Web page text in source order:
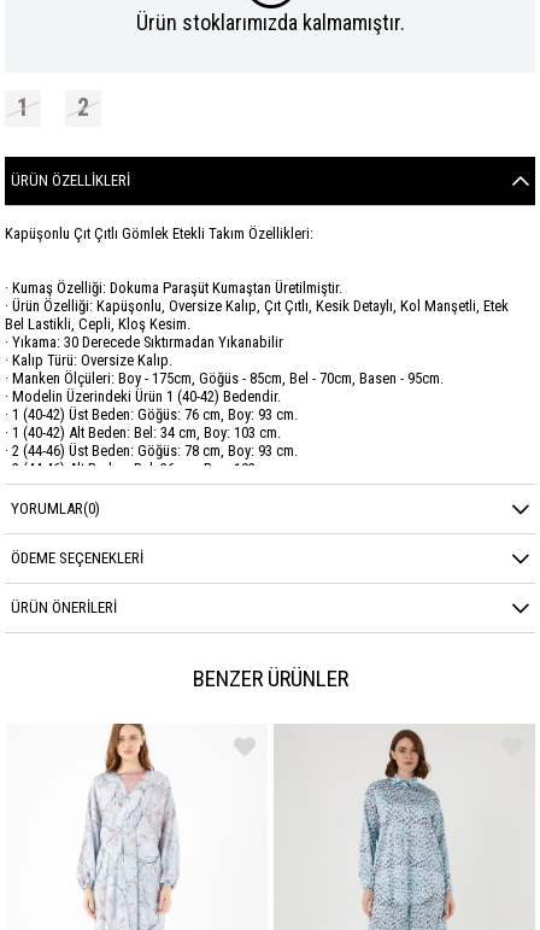
Ürün stoklarımızda kalmamıştır.
1 2
ÜRÜN ÖZELLIKLERI
Kapüşonlu Çıt Çıtlı Gömlek Etekli Takım Özellikleri:
· Kumaş Özelliği: Dokuma Paraşüt Kumaştan Üretilmiştir.
· Ürün Özelliği: Kapüşonlu, Oversize Kalıp, Çıt Çıtlı, Kesik Detaylı, Kol Manşetli, Etek
Bel Lastikli, Cepli, Kloş Kesim.
· Yıkama: 30 Derecede Sıktırmadan Yıkanabilir
· Kalıp Türü: Oversize Kalıp.
· Manken Ölçüleri: Boy - 175cm, Göğüs - 85cm, Bel - 70cm, Basen - 95cm.
· Modelin Üzerindeki Ürün 1 (40-42) Bedendir.
· 1 (40-42) Üst Beden: Göğüs: 76 cm, Boy: 93 cm.
· 1 (40-42) Alt Beden: Bel: 34 cm, Boy: 103 cm.
· 2 (44-46) Üst Beden: Göğüs: 78 cm, Boy: 93 cm.
· 2 (44-46) Alt Beden: Bel: 36 cm, Boy: 103 cm.
Marka
Sezon
YORUMLAR(0)
ÖDEME SEÇENEKLERI
ÜRÜN ÖNERILERI
BENZER ÜRÜNLER